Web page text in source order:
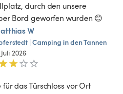
durch den unsere
Bord geworfen wurden 😊
W
| Camping indenTannen
Juli 2026
das Türschloss vor Ort